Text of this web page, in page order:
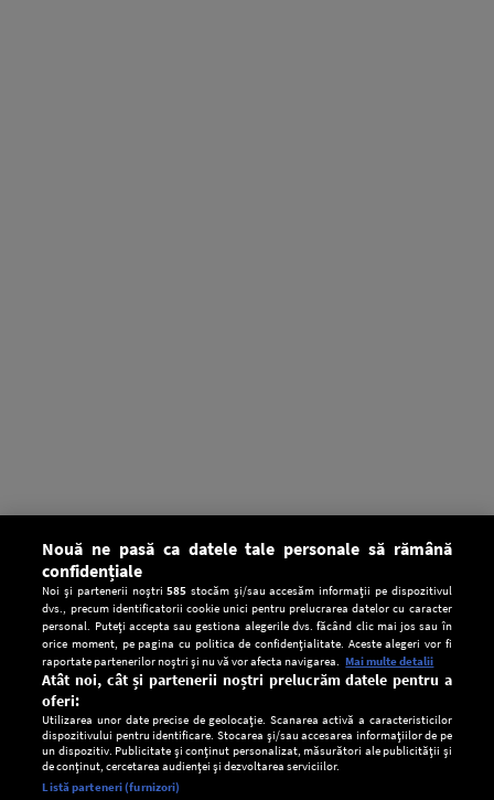
Setări:
Nouă ne pasă ca datele tale personale să rămână
confidențiale
Noi și partenerii noștri585 stocăm și/sau accesăm informații pe dispozitivul
dvs., precum identificatorii cookie unici pentru prelucrarea datelor cu caracter
personal. Puteți accepta sau gestiona alegerile dvs. făcând clic mai jos sau în
orice moment, pe pagina cu politica de confidențialitate. Aceste alegeri vor fi
raportate partenerilor noștri și nu vă vor afecta navigarea. Mai multe detalii
Atât noi, cât și partenerii noștri prelucrăm datele pentru a
oferi:
Utilizarea unor date precise de geolocație. Scanarea activă a caracteristicilor
dispozitivului pentru identificare. Stocarea și/sau accesarea informațiilor de pe
un dispozitiv. Publicitate și conținut personalizat, măsurători ale publicității și
de conținut, cercetarea audienței și dezvoltarea serviciilor.
Listă parteneri (furnizori)